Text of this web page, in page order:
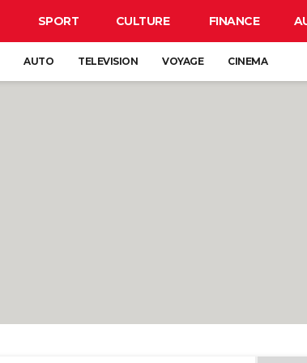
SPORT CULTURE FINANCE
AUTO TELEVISION VOYAGE CINEMA